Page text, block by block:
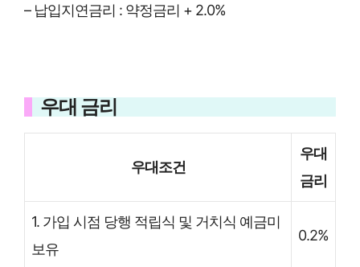
– 납입지연금리 : 약정금리 + 2.0%
우대 금리
우대조건
우대
금리
1. 가입 시점 당행 적립식 및 거치식 예금미
보유
0.2%